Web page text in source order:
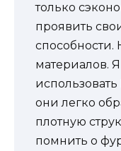
только
проявить
способности.
материалов.
они легко
плотную
помнить о